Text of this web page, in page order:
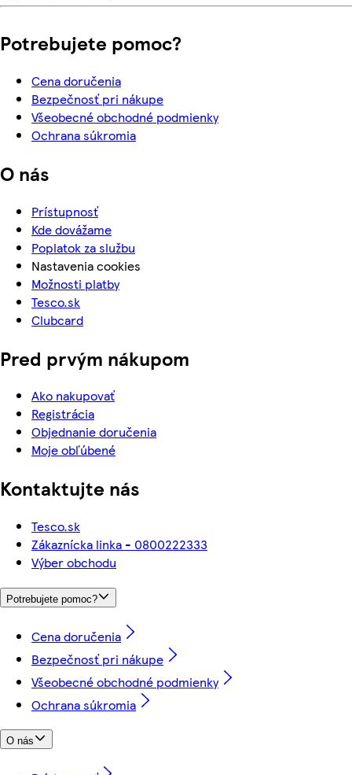
Potrebujete pomoc?
Cena doručenia
Bezpečnosť pri nákupe
Všeobecné obchodné podmienky
Ochrana súkromia
O nás
Prístupnosť
Kde dovážame
Poplatok za službu
Nastavenia cookies
Možnosti platby
Tesco.sk
Clubcard
Pred prvým nákupom
Ako nakupovať
Registrácia
Objednanie doručenia
Moje obľúbené
Kontaktujte nás
Tesco.sk
Zákaznícka linka - 0800222333
Výber obchodu
Potrebujete pomoc?
Cena doručenia
Bezpečnosť pri nákupe
Všeobecné obchodné podmienky
Ochrana súkromia
O nás